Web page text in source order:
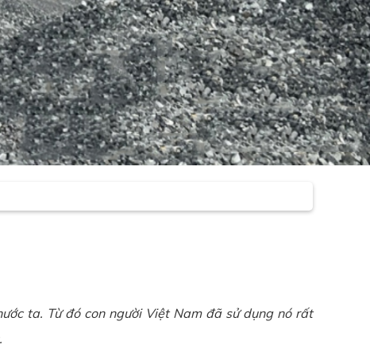
ta. Từ đó con người Việt Nam đã sử dụng nó rất